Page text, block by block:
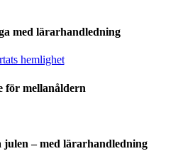
med lärarhandledning
för mellanåldern
julen – med lärarhandledning